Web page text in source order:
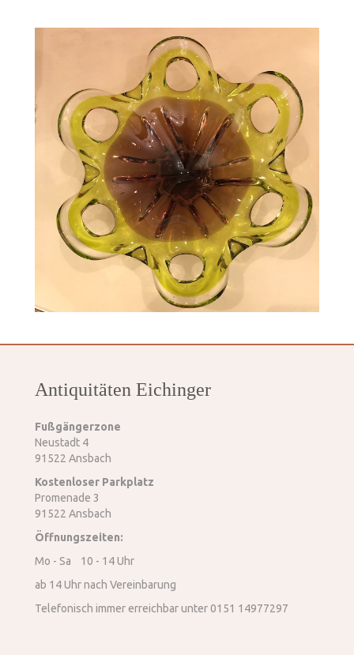
Antiquitäten Eichinger
Fußgängerzone
Neustadt 4
91522 Ansbach
Kostenloser Parkplatz
Promenade 3
91522 Ansbach
Öffnungszeiten:
Mo - Sa 10 - 14 Uhr
ab 14 Uhr nach Vereinbarung
Telefonisch immer erreichbar unter 0151 14977297